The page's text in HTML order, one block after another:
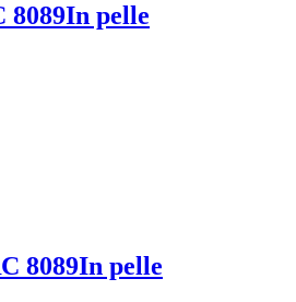
8089In pelle
8089In pelle